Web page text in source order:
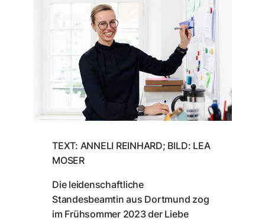
TEXT: ANNELI REINHARD; BILD: LEA
MOSER
Die leidenschaftliche
Standesbeamtin aus Dortmund zog
im Frühsommer 2023 der Liebe